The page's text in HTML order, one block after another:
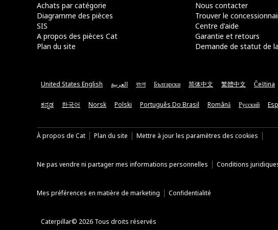
Achats par catégorie
Diagramme des pièces
SIS
A propos des pièces Cat
Plan du site
Nous contacter
Trouver le
Centre d'aide
Garantie et retours
Demande de statut de
United States English العربية বাংলা Български 简体中文 繁體中文 Čeština
ಕನ್ನಡ 한국어 Norsk Polski Português Do Brasil Română Русский
À propos de Cat Plan du site Mettre à jour les paramètres des cookies
Ne pas vendre ni partager mes informations personnelles Conditions
Mes préférences en matière de marketing Confidentialité
Caterpillar© 2026 Tous droits réservés